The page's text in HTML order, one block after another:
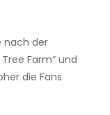
nach der
Farm“ und
die Fans